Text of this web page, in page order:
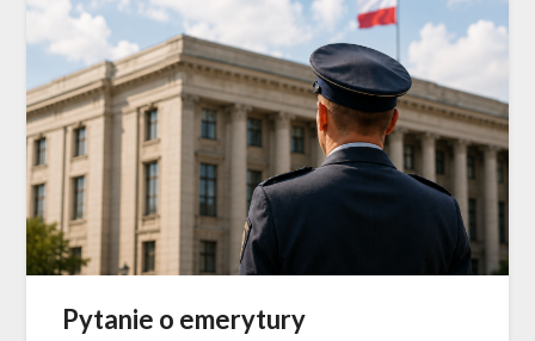
Pytanie o emerytury